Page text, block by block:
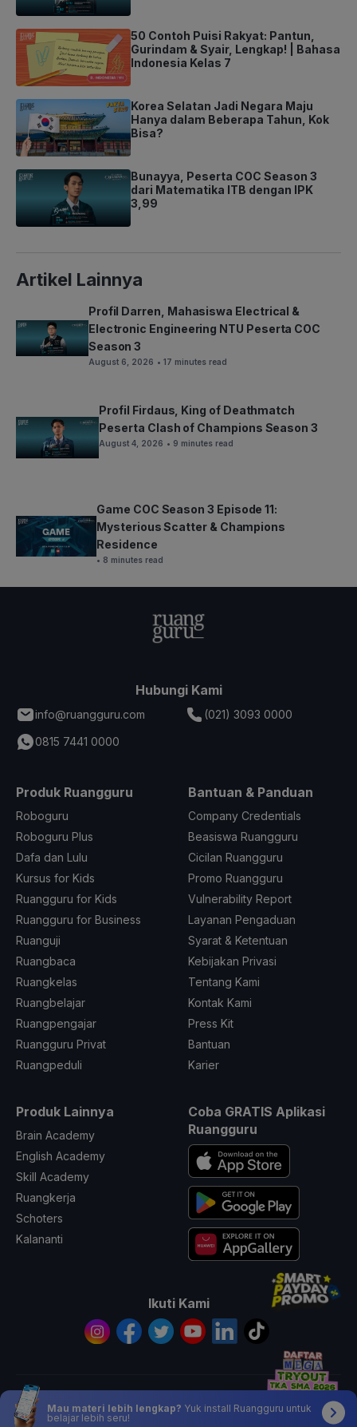
50 Contoh Puisi Rakyat: Pantun,
Gurindam & Syair, Lengkap! | Bahasa
Indonesia Kelas 7
Korea Selatan Jadi Negara Maju
Hanya dalam Beberapa Tahun, Kok
Bisa?
Bunayya, Peserta COC Season 3
dari Matematika ITB dengan IPK
3,99
Artikel Lainnya
Profil Darren, Mahasiswa Electrical &
Electronic Engineering NTU Peserta COC
Season 3
August 6, 2026 • 17 minutes read
Profil Firdaus, King of Deathmatch
Peserta Clash of Champions Season 3
August 4, 2026 • 9 minutes read
Game COC Season 3 Episode 11:
Mysterious Scatter & Champions
Residence
• 8 minutes read
Hubungi Kami
info@ruangguru.com
(021) 3093 0000
0815 7441 0000
Produk Ruangguru
Roboguru
Roboguru Plus
Dafa dan Lulu
Kursus for Kids
Ruangguru for Kids
Ruangguru for Business
Ruanguji
Ruangbaca
Ruangkelas
Ruangbelajar
Ruangpengajar
Ruangguru Privat
Ruangpeduli
Bantuan & Panduan
Company Credentials
Beasiswa Ruangguru
Cicilan Ruangguru
Promo Ruangguru
Vulnerability Report
Layanan Pengaduan
Syarat & Ketentuan
Kebijakan Privasi
Tentang Kami
Kontak Kami
Press Kit
Bantuan
Karier
Produk Lainnya
Brain Academy
English Academy
Skill Academy
Ruangkerja
Schoters
Kalananti
Coba GRATIS Aplikasi
Ruangguru
Ikuti Kami
© 2026 All Rights Reserved PT. Ruang Raya Indonesia
Mau materi lebih lengkap? Yuk install Ruangguru untuk
belajar lebih seru!